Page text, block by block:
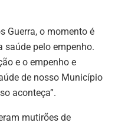
Guerra, o momento é
saúde pelo empenho.
e o empenho e
de nosso Município
aconteça”.
mutirões de